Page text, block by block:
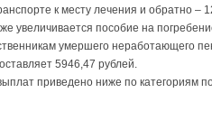
к месту лечения и обратно –
увеличивается пособие на
умершего неработающего
5946,47 рублей.
приведено ниже по категориям